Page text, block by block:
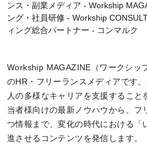
ンス・副業メディア - Workship
ング・社員研修 - Workship
ィング総合パートナー - コンマルク
Workship MAGAZINE（ワークシッ
のHR・フリーランスメディアです
人の多様なキャリアを支援すること
当者様向けの最新ノウハウから、フ
つ情報まで、変化の時代における「
進させるコンテンツを発信します。